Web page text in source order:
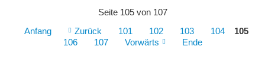
Klassiker
der
Pfalz
Seite 105 von 107
Anfang
Zurück 101 102 103 104
105
106
107 Vorwärts Ende